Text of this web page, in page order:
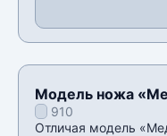
Модель ножа
для CSS v34
910
Отличая модель